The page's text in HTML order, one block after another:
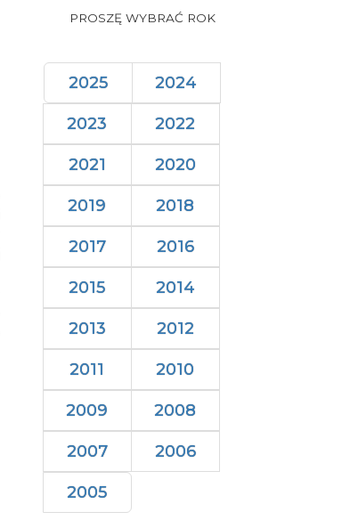
PROSZĘ WYBRAĆ ROK
2025 2024
2023 2022
2021 2020
2019 2018
2017 2016
2015 2014
2013 2012
2011 2010
2009 2008
2007 2006
2005